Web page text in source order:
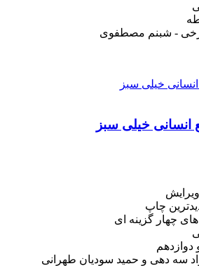
- شبنم مصطفوی
خیلی سبز
چاپ
چهار گزینه ای
دوازدهم
سه دهی و حمید سودیان طهرانی